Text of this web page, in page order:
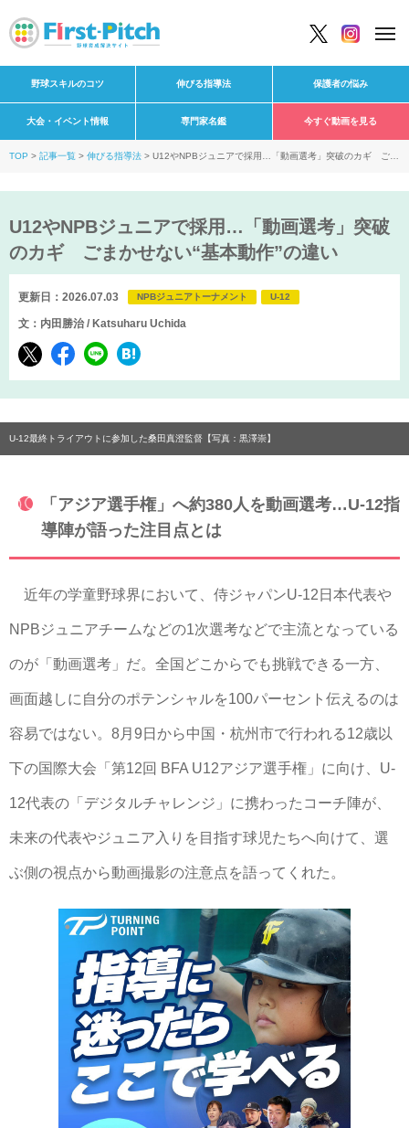
野球スキルのコツ 伸びる指導法 保護者の悩み
大会・イベント情報 専門家名鑑 今すぐ動画を見る
TOP 記事一覧 伸びる指導法
U12やNPBジュニアで採用…「動画選考」突破のカギ ごま
U12やNPBジュニアで採用…「動画選考」突破
のカギ ごまかせない“基本動作”の違い
更新日：2026.07.03 NPBジュニアトーナメント U-12
文：内田勝治 / Katsuharu Uchida
U-12最終トライアウトに参加した桑田真澄監督【写真：黒澤崇】
「アジア選手権」へ約380人を動画選考…U-12指
導陣が語った注目点とは
近年の学童野球界において、侍ジャパンU-12日本代表や
NPBジュニアチームなどの1次選考などで主流となっている
のが「動画選考」だ。全国どこからでも挑戦できる一方、
画面越しに自分のポテンシャルを100パーセント伝えるのは
容易ではない。8月9日から中国・杭州市で行われる12歳以
下の国際大会「第12回 BFA U12アジア選手権」に向け、U-
12代表の「デジタルチャレンジ」に携わったコーチ陣が、
未来の代表やジュニア入りを目指す球児たちへ向けて、選
ぶ側の視点から動画撮影の注意点を語ってくれた。